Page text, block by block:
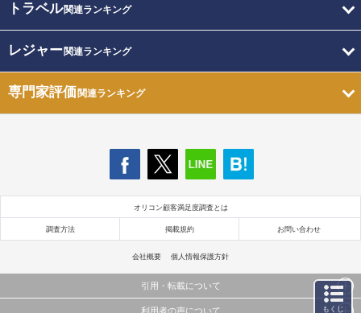
トラベル関連ランキング
レジャー関連ランキング
専門家評価関連ランキング
オリコン顧客満足度調査とは
調査方法 掲載規約 お問い合わせ
会社概要 個人情報保護方針
引用・転載について
利用者の声について もくじ